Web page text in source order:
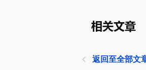
相关文章
返回至全部文